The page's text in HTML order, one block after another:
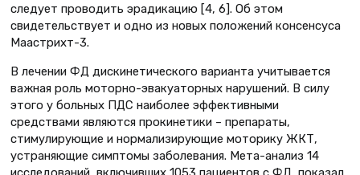
следует проводить эрадикацию [4, 6]. Об этом
свидетельствует и одно из новых положений консенсуса
Маастрихт-3.
В лечении ФД дискинетического варианта учитывается
важная роль моторно-эвакуаторных нарушений. В силу
этого у больных ПДС наиболее эффективными
средствами являются прокинетики – препараты,
стимулирующие и нормализирующие моторику ЖКТ,
устраняющие симптомы заболевания. Мета-анализ 14